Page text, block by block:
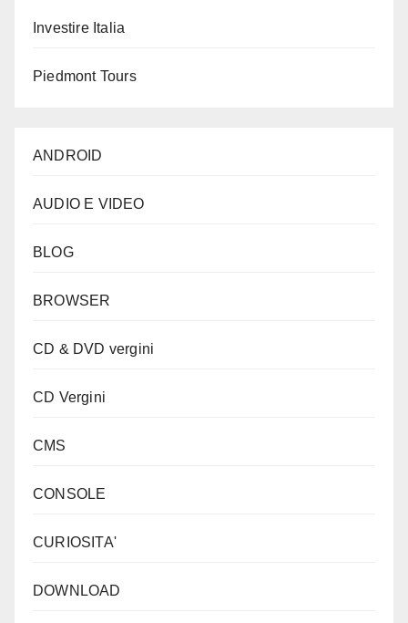
Investire Italia
Piedmont Tours
ANDROID
AUDIO E VIDEO
BLOG
BROWSER
CD & DVD vergini
CD Vergini
CMS
CONSOLE
CURIOSITA'
DOWNLOAD